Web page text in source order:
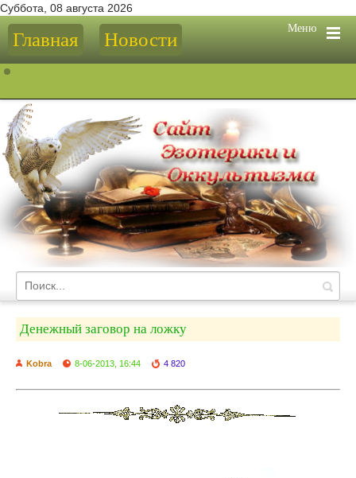
Суббота, 08 августа 2026
Меню
Главная Новости
Денежный заговор на ложку
Kobra 8-06-2013, 16:44 4 820